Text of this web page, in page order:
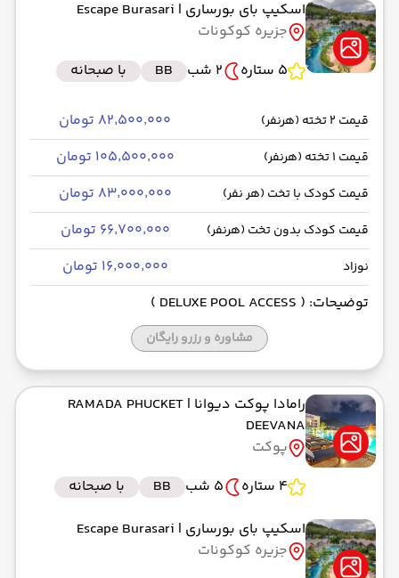
اسکیپ بای بورساری | Escape Burasari
جزیره کوکونات
5 ستاره
2 شب BB با صبحانه
قیمت 2 تخته (هرنفر) ۸۲٬۵۰۰٬۰۰۰ تومان
قیمت 1 تخته (هرنفر) ۱۰۵٬۵۰۰٬۰۰۰ تومان
قیمت کودک با تخت (هر نفر) ۸۳٬۰۰۰٬۰۰۰ تومان
قیمت کودک بدون تخت (هرنفر) ۶۶٬۷۰۰٬۰۰۰ تومان
نوزاد
۱۶٬۰۰۰٬۰۰۰ تومان
توضیحات: ( DELUXE POOL ACCESS )
مشاوره و رزرو رایگان
رامادا پوکت دیوانا | RAMADA PHUCKET
DEEVANA
پوکت
4 ستاره
5 شب BB
با صبحانه
اسکیپ بای بورساری | Escape Burasari
جزیره کوکونات